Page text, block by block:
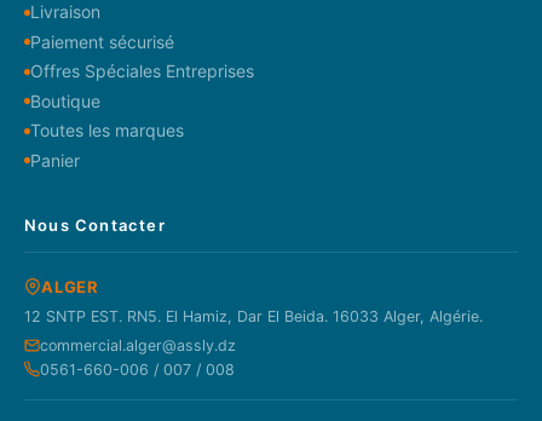
Livraison
Paiement sécurisé
Offres Spéciales Entreprises
Boutique
Toutes les marques
Panier
Nous Contacter
ALGER
12 SNTP EST. RN5. El Hamiz, Dar El Beida. 16033 Alger, Algérie.
commercial.alger@assly.dz
0561-660-006 / 007 / 008